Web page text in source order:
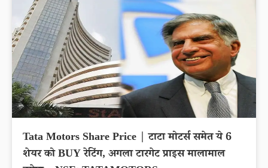
Tata Motors Share Price | टाटा मोटर्स समेत ये 6
शेयर को BUY रेटिंग, अगला टारगेट प्राइस मालामाल